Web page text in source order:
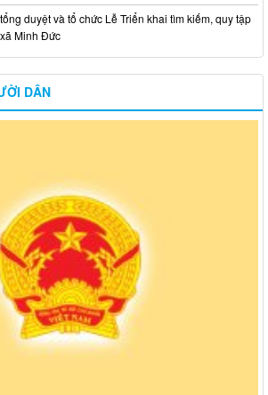
duyệt và tổ chức Lễ Triển khai tìm kiếm, quy tập
Minh Đức
DÂN